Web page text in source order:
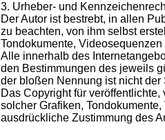
3. Urheber- und
Der Autor ist bestrebt, in allen
zu beachten, von ihm selbst
Tondokumente,
Alle innerhalb des
den Bestimmungen des jeweils
der bloßen Nennung ist nicht
Das Copyright für
solcher Grafiken,
ausdrückliche Zustimmung des